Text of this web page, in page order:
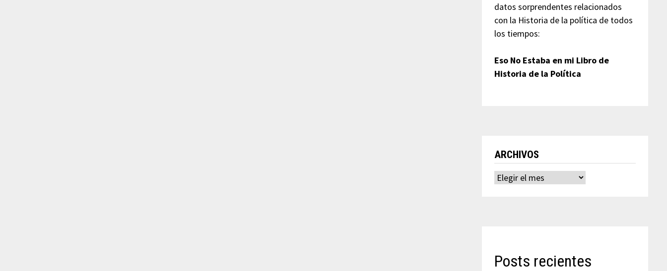
datos sorprendentes relacionados
con la Historia de la política de todos
los tiempos:
Eso No Estaba en mi Libro de
Historia de la Política
ARCHIVOS
Archivos
Posts recientes